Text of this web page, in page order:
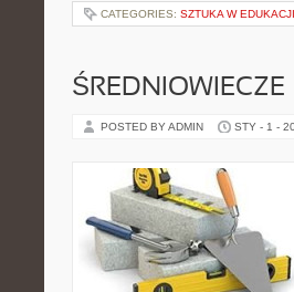
CATEGORIES: SZTUKA W
ŚREDNIOWIECZE
POSTED BY ADMIN STY - 1 -